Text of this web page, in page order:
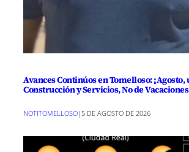
Avances Continúos en Tomelloso: ¡Agosto,
Construcción y Servicios, No de
NOTITOMELLOSO|5 DE AGOSTO DE 2026